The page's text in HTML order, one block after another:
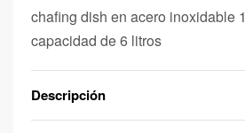
chafing dish en acero inoxidable
capacidad de 6 litros
Descripción